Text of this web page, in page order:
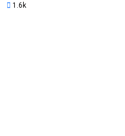
1.6k